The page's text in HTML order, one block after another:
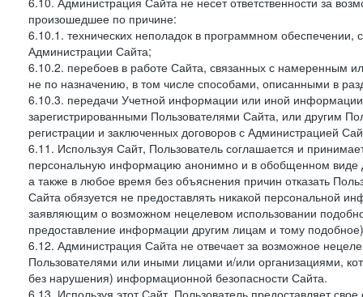
произошедшее по причине:
6.10.1. технических неполадок в программном
Администрации Сайта;
6.10.2. перебоев в работе Сайта, связанных с намеренным
не по назначению, в том числе способами, описанными в
6.10.3. передачи Учетной информации или иной
зарегистрированными Пользователями Сайта, или другим
регистрации и заключенных договоров с Администрацией
6.11. Используя Сайт, Пользователь соглашается и
персональную информацию анонимно и в обобщенном виде
а также в любое время без объяснения причин отказать
Сайта обязуется не предоставлять никакой персональной
заявляющим о возможном нецелевом использовании
предоставление информации другим лицам и тому
6.12. Администрация Сайта не отвечает за возможное
Пользователями или иными лицами и/или организациями,
без нарушения) информационной безопасности Сайта.
6.13. Используя этот Сайт, Пользователь предоставляет